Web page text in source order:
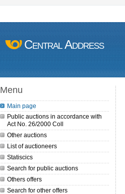
Central Address
Menu
Main page
Public auctions in accordance with
Act No. 26/2000 Coll
Other auctions
List of auctioneers
Statiscics
Search for public auctions
Others offers
Search for other offers